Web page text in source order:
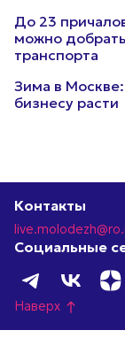
До 23
можно
транспорта
Зима в
бизнесу расти
Контакты
Социальные
Наверх north